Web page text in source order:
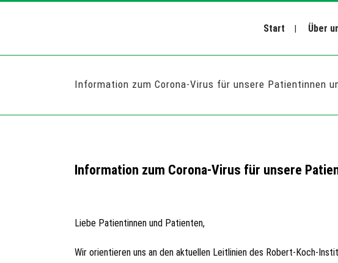
Start Über
Information zum Corona-Virus für unsere Patientinnen
Information zum Corona-Virus für unsere
Liebe Patientinnen und Patienten,
Wir orientieren uns an den aktuellen Leitlinien des Robert-Koch-